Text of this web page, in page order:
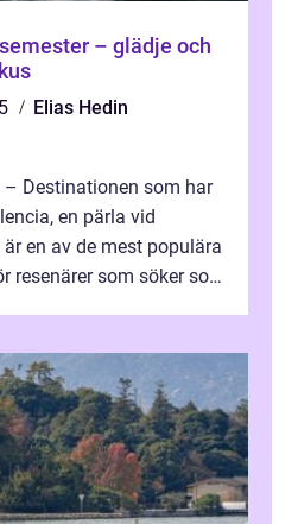
– glädje och
Elias Hedin
Destinationen som har
en pärla vid
en av de mest populära
resenärer som söker sol,